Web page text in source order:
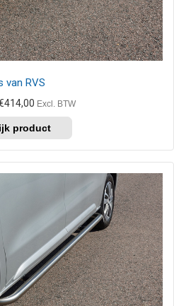
van RVS
414,00 Prijsklasse:
tot
€414,00
Excl. BTW
product
heeft
meerdere
gekozen
worden
op
de
productpagina